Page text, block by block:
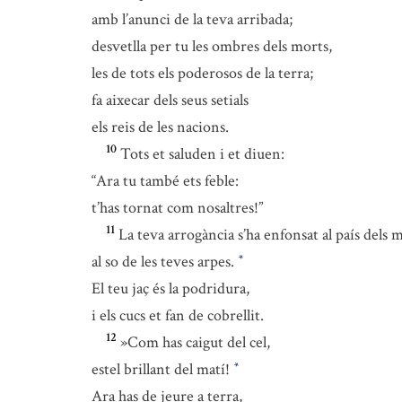
amb l’anunci de la teva arribada;
desvetlla per tu les ombres dels morts,
les de tots els poderosos de la terra;
fa aixecar dels seus setials
els reis de les nacions.
10 Tots et saluden i et diuen:
“Ara tu també ets feble:
t’has tornat com nosaltres!”
11 La teva arrogància s’ha enfonsat al país dels
al so de les teves arpes. *
El teu jaç és la podridura,
i els cucs et fan de cobrellit.
12 »Com has caigut del cel,
estel brillant del matí! *
Ara has de jeure a terra,